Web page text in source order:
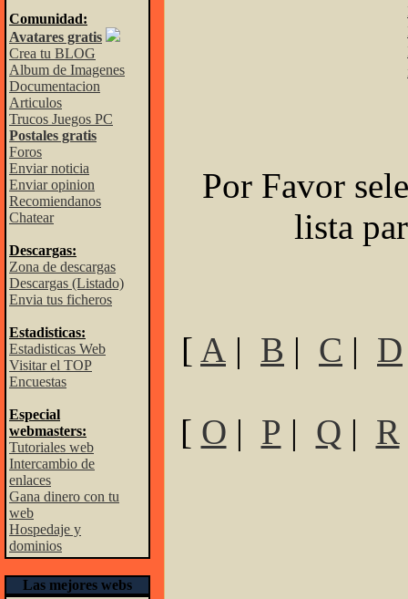
Comunidad:
Avatares gratis
Crea tu BLOG
Album de Imagenes
Documentacion
Articulos
Trucos Juegos PC
Postales gratis
Foros
Enviar noticia
Enviar opinion
Recomiendanos
Chatear
Descargas:
Zona de descargas
Descargas (Listado)
Envia tus ficheros
Estadisticas:
Estadisticas Web
Visitar el TOP
Encuestas
Especial
webmasters:
Tutoriales web
Intercambio de
enlaces
Gana dinero con tu
web
Hospedaje y
dominios
Las mejores webs
Por Favor
lista
[ A | B | C | D
[ O | P | Q | R